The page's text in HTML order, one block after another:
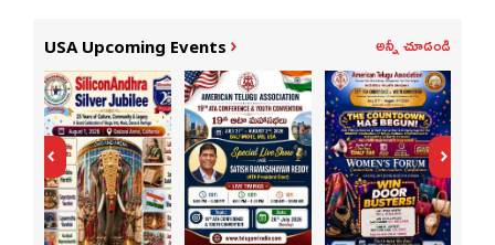
USA Upcoming Events అన్నీ చూడండి